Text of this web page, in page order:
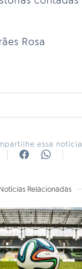
Rosa
essa notícia
Notícias Relacionadas